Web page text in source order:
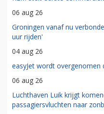
06 aug 26
Groningen vanaf nu
uur rijden'
04 aug 26
easyJet wordt
06 aug 26
Luchthaven Luik krijgt
passagiersvluchten naar